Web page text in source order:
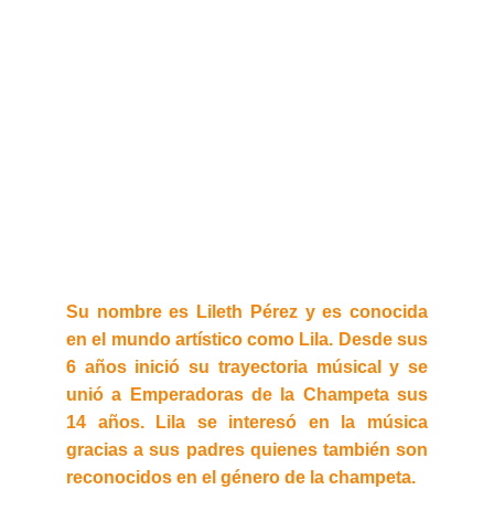
Su nombre es Lileth Pérez y es conocida
en el mundo artístico como Lila. Desde sus
6 años inició su trayectoria músical y se
unió a Emperadoras de la Champeta sus
14 años. Lila se interesó en la música
gracias a sus padres quienes también son
reconocidos en el género de la champeta.